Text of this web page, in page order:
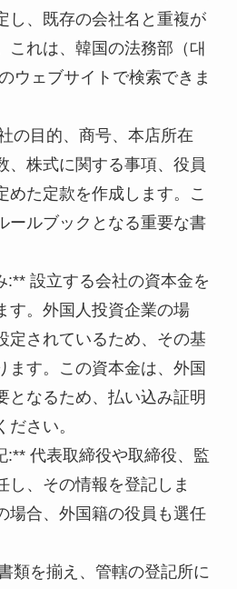
し、既存の会社名と重複が
これは、韓国の法務部（대
ウェブサイトで検索できま
の目的、商号、本店所在
、株式に関する事項、役員
めた定款を作成します。こ
ールブックとなる重要な書
:** 設立する会社の資本金を
す。外国人投資企業の場
定されているため、その基
ます。この資本金は、外国
となるため、払い込み証明
さい。
:** 代表取締役や取締役、監
し、その情報を登記しま
場合、外国籍の役員も選任
類を揃え、管轄の登記所に